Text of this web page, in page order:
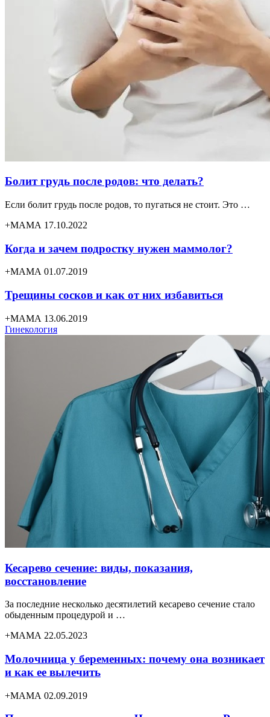
Болит грудь после родов: что делать?
Если болит грудь после родов, то пугаться не стоит. Это …
+МАМА 17.10.2022
Когда и зачем подростку нужен маммолог?
+МАМА 01.07.2019
Трещины сосков и как от них избавиться
+МАМА 13.06.2019
Гинекология
Кесарево сечение: виды, показания,
восстановление
За последние несколько десятилетий кесарево сечение стало
обыденным процедурой и …
+МАМА 22.05.2023
Молочница у беременных: почему она возникает
и как ее вылечить
+МАМА 02.09.2019